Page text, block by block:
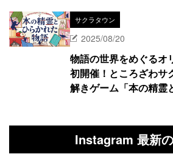
サクラタウン
2025/08/20
物語の世界をめぐるオ
初開催！ところざわサ
解きゲーム「本の精霊
Instagram 最新